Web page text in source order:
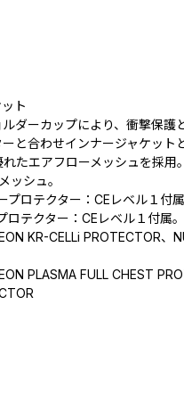
ト
ダーカップにより、衝撃保護
と合わせインナージャケット
たエアフローメッシュを採用。
ッシュ。
ロテクター：CEレベル１付属
テクター：CEレベル１付属。
KR-CELLi PROTECTOR、
PLASMA FULL CHEST